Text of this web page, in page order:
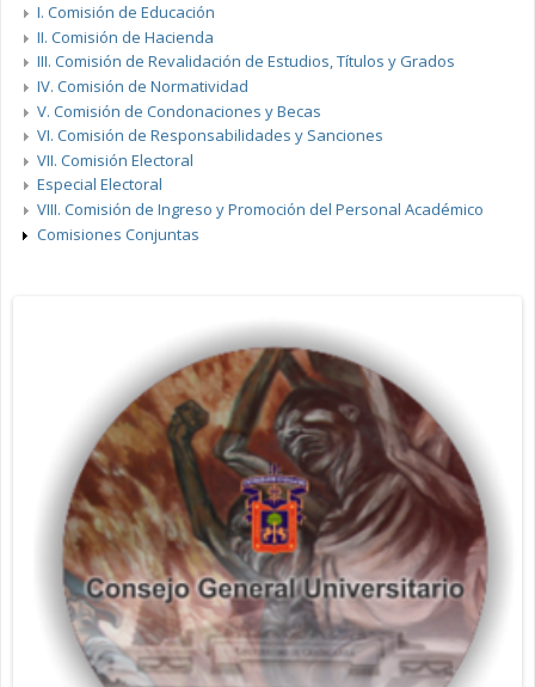
I. Comisión de Educación
II. Comisión de Hacienda
III. Comisión de Revalidación de Estudios, Títulos y Grados
IV. Comisión de Normatividad
V. Comisión de Condonaciones y Becas
VI. Comisión de Responsabilidades y Sanciones
VII. Comisión Electoral
Especial Electoral
VIII. Comisión de Ingreso y Promoción del Personal Académico
Comisiones Conjuntas